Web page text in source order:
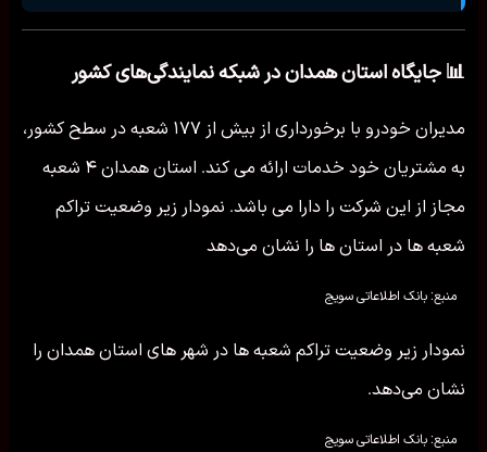
📊 جایگاه استان همدان در شبکه نمایندگی‌های کشور
مدیران خودرو با برخورداری از بیش از ۱۷۷ شعبه در سطح کشور،
به مشتریان خود خدمات ارائه می کند. استان همدان ۴ شعبه
مجاز از این شرکت را دارا می باشد. نمودار زیر وضعیت تراکم
شعبه ها در استان ها را نشان می‌دهد
منبع: بانک اطلاعاتی سویج
نمودار زیر وضعیت تراکم شعبه ها در شهر های استان همدان را
نشان می‌دهد.
منبع: بانک اطلاعاتی سویج